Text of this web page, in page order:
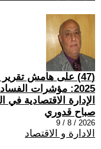
(47) على هامش تقرير
2025: مؤشرات
الإدارة الاقتصادية في
صباح قدوري
2026 / 8 / 9
الادارة و الاقتصاد